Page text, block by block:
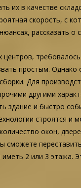
их в качестве
скорость, с
рассказать
простым.
Для
другими
и быстро
строятся
окон,
2 или 3